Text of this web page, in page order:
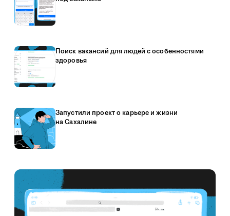
Поиск вакансий для людей с особенностями
здоровья
Запустили проект о карьере и жизни
на Сахалине